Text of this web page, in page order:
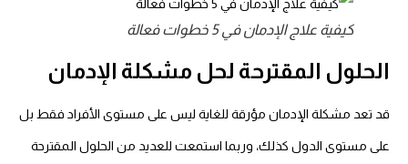
كيفية علاج الإدمان في 5 خطوات فعالة
الحلول المقترحة لحل مشكلة الإدمان
قد تعد مشكلة الإدمان مؤرقة للغاية ليس على مستوى الأفراد فقط بل
على مستوى الدول كذلك، وربما استمعت للعديد من الحلول المقترحة